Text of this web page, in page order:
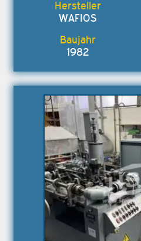
WAFIOS
1982